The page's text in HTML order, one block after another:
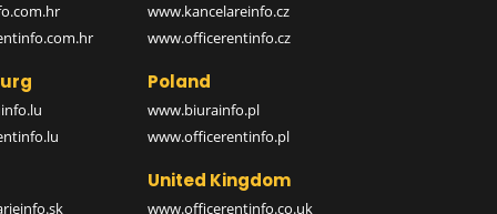
www.kancelareinfo.cz
www.officerentinfo.cz
Poland
www.biurainfo.pl
www.officerentinfo.pl
United Kingdom
www.officerentinfo.co.uk